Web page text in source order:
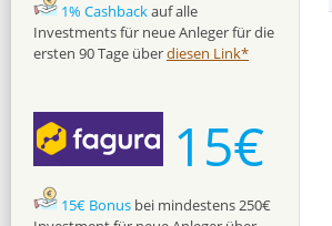
1% Cashbackauf alle
Investments für neue Anleger für die
ersten 90 Tage überdiesen Link*
15€
15€ Bonus bei mindestens 250€